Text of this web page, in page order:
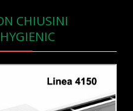
CHIUSINI